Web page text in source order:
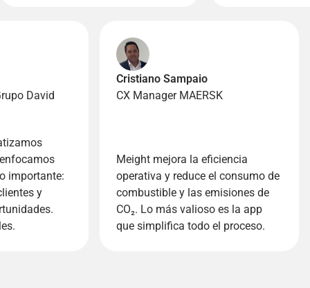
David
importante:
y
Cristiano Sampaio
CX Manager MAERSK
Meight mejora la eficiencia
operativa y reduce el consumo de
combustible y las emisiones de
CO₂. Lo más valioso es la app
que simplifica todo el proceso.